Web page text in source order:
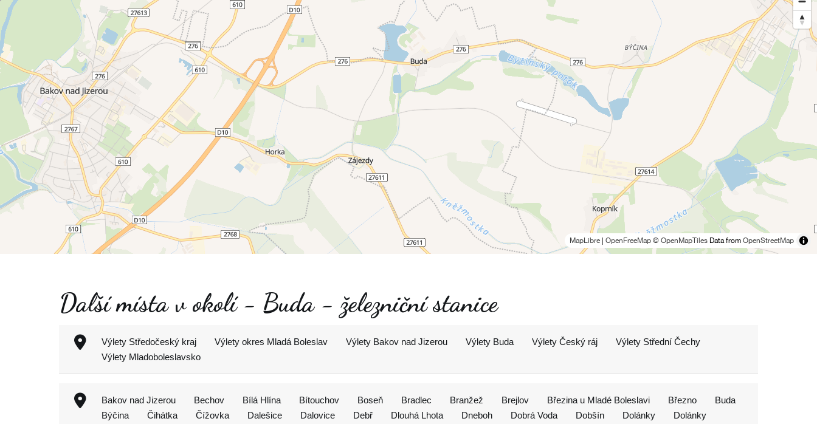
MapLibre OpenFreeMap © OpenMapTiles Data from OpenStreetMap
Další místa v okolí - Buda - železniční stanice
Výlety Středočeský kraj Výlety okres Mladá Boleslav Výlety Bakov nad Jizerou Výlety Buda Výlety Český ráj
Výlety Střední Čechy
Výlety Mladoboleslavsko
Bakov nad Jizerou Bechov Bílá Hlína Bítouchov Boseň Bradlec Branžež Brejlov Březina u Mladé Boleslavi Březno
Buda
Býčina
Čihátka Čížovka Dalešice Dalovice Debř Dlouhá Lhota Dneboh Dobrá Voda Dobšín Dolánky
Dolánky